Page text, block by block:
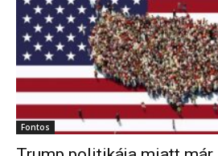
Fontos